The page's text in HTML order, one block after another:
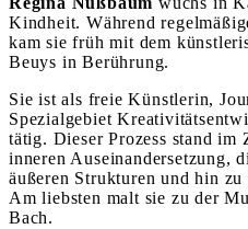
Kindheit. Während
kam sie früh mit dem
Beuys in Berührung.
Sie ist als freie Künstlerin,
Spezialgebiet
tätig. Dieser Prozess stand im
inneren Auseinandersetzung,
äußeren Strukturen und hin
Am liebsten malt sie zu der
Bach.